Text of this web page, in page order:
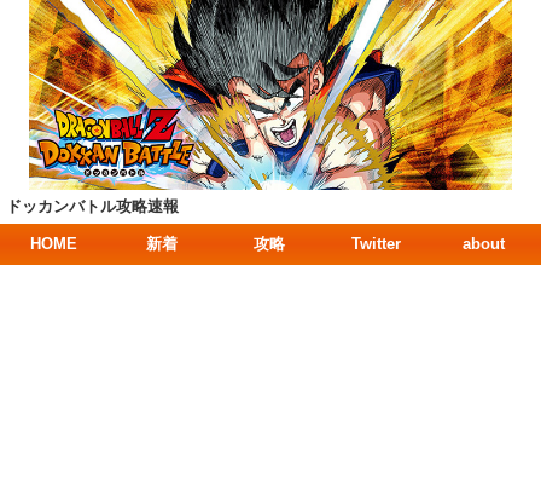
ドッカンバトル攻略速報
HOME 新着 攻略 Twitter about